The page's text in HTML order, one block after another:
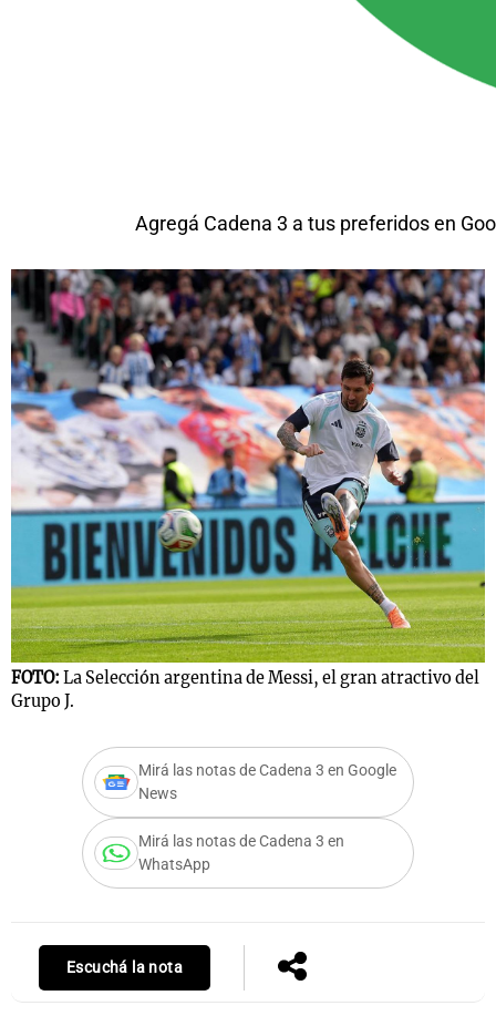
Agregá Cadena 3 a tus preferidos en
FOTO: La Selección argentina de Messi, el gran atractivo del
Grupo J.
Mirá las notas de Cadena 3 en Google
News
Mirá las notas de Cadena 3 en
WhatsApp
Escuchá la nota